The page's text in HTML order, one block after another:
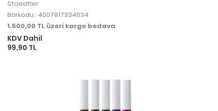
Staedtler
Barkodu : 4007817334034
1.500,00 TL üzeri kargo bedava
KDV Dahil
99,90 TL